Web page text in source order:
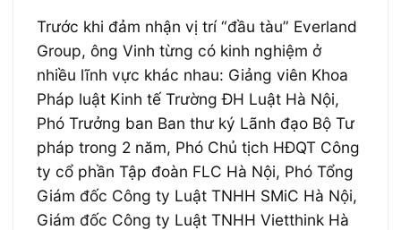
Trước khi đảm nhận vị trí “đầu tàu” Everland
Group, ông Vinh từng có kinh nghiệm ở
nhiều lĩnh vực khác nhau: Giảng viên Khoa
Pháp luật Kinh tế Trường ĐH Luật Hà Nội,
Phó Trưởng ban Ban thư ký Lãnh đạo Bộ Tư
pháp trong 2 năm, Phó Chủ tịch HĐQT Công
ty cổ phần Tập đoàn FLC Hà Nội, Phó Tổng
Giám đốc Công ty Luật TNHH SMiC Hà Nội,
Giám đốc Công ty Luật TNHH Vietthink Hà